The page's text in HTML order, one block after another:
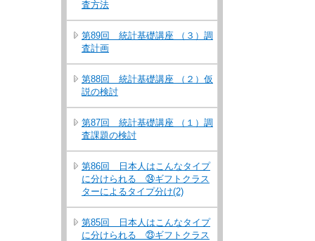
査方法
第89回 統計基礎講座 （３）調
査計画
第88回 統計基礎講座 （２）仮
説の検討
第87回 統計基礎講座 （１）調
査課題の検討
第86回 日本人はこんなタイプ
に分けられる ㉔ギフトクラス
ターによるタイプ分け(2)
第85回 日本人はこんなタイプ
に分けられる ㉓ギフトクラス